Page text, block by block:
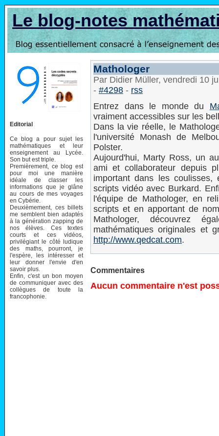
Le blog-notes
Editorial
Ce blog a pour sujet les
mathématiques et leur
enseignement au Lycée.
Son but est triple.
Premièrement, ce blog est
pour moi une manière
idéale de classer les
informations que je glâne
au cours de mes voyages
en Cybérie.
Deuxièmement, ces billets
me semblent bien adaptés
à la génération zapping de
nos élèves. Ces textes
courts et ces vidéos,
privilégiant le côté ludique
des maths, pourront, je
l'espère, les intéresser et
leur donner l'envie d'en
savoir plus.
Enfin, c'est un bon moyen
de communiquer avec des
collègues de toute la
francophonie.
Mathologer
Par Didier Müller, vendredi 10
- #4298 - rss
Entrez dans le monde du
vraiment accessibles sur les
Dans la vie réelle, le
l'université Monash de
Polster.
Aujourd'hui, Marty Ross, un
ami et collaborateur depuis
important dans les
scripts vidéo avec Burkard.
l'équipe de Mathologer, en
scripts et en apportant de
Mathologer, découvrez
mathématiques originales et
http://www.qedcat.com.
Commentaires
Aucun commentaire n'est